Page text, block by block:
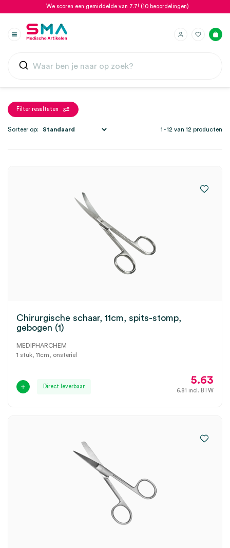
We scoren een gemiddelde van 7.7! (10 beoordelingen)
Filter resultaten
1 - 12 van 12 producten
Sorteer op:
Chirurgische schaar, 11cm, spits-stomp,
gebogen (1)
MEDIPHARCHEM
1 stuk, 11cm, onsteriel
Direct leverbaar
5.63
6.81 incl. BTW